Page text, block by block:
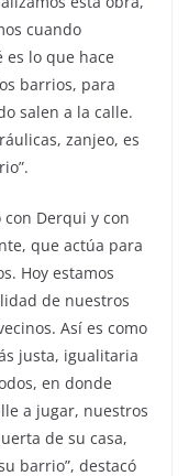
cuando
es lo que hace
barrios, para
salen a la calle.
zanjeo, es
Derqui y con
que actúa para
Hoy estamos
de nuestros
Así es como
justa, igualitaria
en donde
a jugar, nuestros
de su casa,
barrio”, destacó